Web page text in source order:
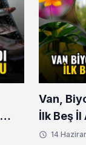
Van,
İlk Beş İl
14